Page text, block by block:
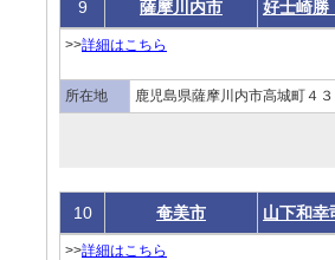
9 薩摩川内市 好士崎勝
>>詳細はこちら
所在地 鹿児島県薩摩川内市高城町４３
10 奄美市 山下和幸
>>詳細はこちら